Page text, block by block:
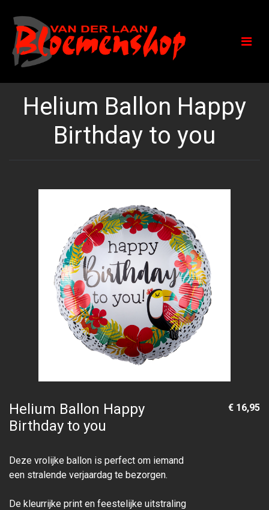
Helium Ballon Happy
Birthday to you
Helium Ballon Happy
Birthday to you
Deze vrolijke ballon is perfect om iemand
een stralende verjaardag te bezorgen.
De kleurrijke print en feestelijke uitstraling
€ 16,95